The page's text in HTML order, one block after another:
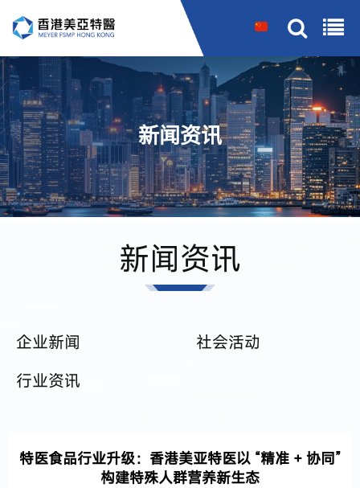
搜索
新闻资讯
新闻资讯
企业新闻
社会活动
行业资讯
特医食品行业升级：香港美亚特医以 “精准 + 协同”
构建特殊人群营养新生态